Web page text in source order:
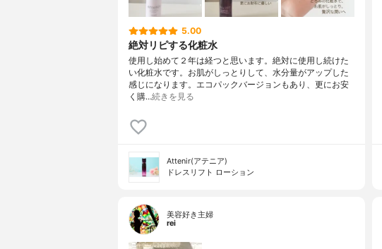
5.00
絶対リピする化粧水
使用し始めて２年は経つと思います。絶対に使用し続けた
い化粧水です。お肌がしっとりして、水分量がアップした
感じになります。エコパックバージョンもあり、更にお安
く購…続きを見る
Attenir(アテニア)
ドレスリフト ローション
美容好き主婦
rei